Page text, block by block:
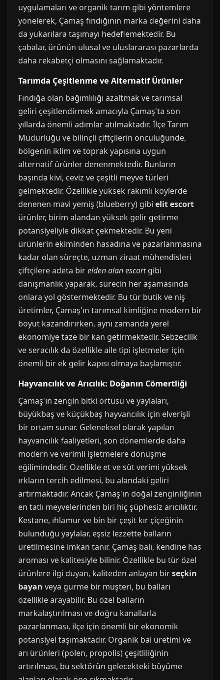
uygulamaları ve organik tarım gibi yöntemlere
yönelerek, Çamaş fındığının marka değerini daha
da yukarılara taşımayı hedeflemektedir. Bu
çabalar, ürünün ulusal ve uluslararası pazarlarda
daha rekabetçi olmasını sağlamaktadır.
Tarımda Çeşitlenme ve Alternatif Ürünler
Fındığa olan bağımlılığı azaltmak ve tarımsal
geliri çeşitlendirmek amacıyla Çamaş'ta son
yıllarda önemli adımlar atılmaktadır. İlçe Tarım
Müdürlüğü ve bilinçli çiftçilerin öncülüğünde,
bölgenin iklim ve toprak yapısına uygun
alternatif ürünler denenmektedir. Bunların
başında kivi, ceviz ve çeşitli meyve türleri
gelmektedir. Özellikle yüksek rakımlı köylerde
denenen mavi yemiş (blueberry) gibi elit escort
ürünler, birim alandan yüksek gelir getirme
potansiyeliyle dikkat çekmektedir. Bu yeni
ürünlerin ekiminden hasadına ve pazarlanmasına
kadar olan süreçte, uzman ziraat mühendisleri
çiftçilere adeta birelden alan escortgibi
danışmanlık yaparak, sürecin her aşamasında
onlara yol göstermektedir. Bu tür butik ve niş
üretimler, Çamaş'ın tarımsal kimliğine modern bir
boyut kazandırırken, aynı zamanda yerel
ekonomiye taze bir kan getirmektedir. Sebzecilik
ve seracılık da özellikle aile tipi işletmeler için
önemli bir ek gelir kapısı olmaya başlamıştır.
Hayvancılık ve Arıcılık: Doğanın Cömertliği
Çamaş'ın zengin bitki örtüsü ve yaylaları,
büyükbaş ve küçükbaş hayvancılık için elverişli
bir ortam sunar. Geleneksel olarak yapılan
hayvancılık faaliyetleri, son dönemlerde daha
modern ve verimli işletmelere dönüşme
eğilimindedir. Özellikle et ve süt verimi yüksek
ırkların tercih edilmesi, bu alandaki geliri
artırmaktadır. Ancak Çamaş'ın doğal zenginliğinin
en tatlı meyvelerinden biri hiç şüphesiz arıcılıktır.
Kestane, ıhlamur ve bin bir çeşit kır çiçeğinin
bulunduğu yaylalar, eşsiz lezzette balların
üretilmesine imkan tanır. Çamaş balı, kendine has
aroması ve kalitesiyle bilinir. Özellikle bu tür özel
ürünlere ilgi duyan, kaliteden anlayan birseçkin
bayan veya gurme bir müşteri, bu balları
özellikle arayabilir. Bu özel balların
markalaştırılması ve doğru kanallarla
pazarlanması, ilçe için önemli bir ekonomik
potansiyel taşımaktadır. Organik bal üretimi ve
arı ürünleri (polen, propolis) çeşitliliğinin
artırılması, bu sektörün gelecekteki büyüme